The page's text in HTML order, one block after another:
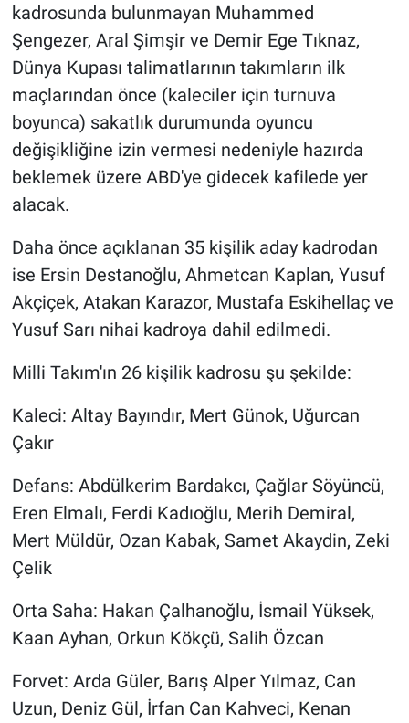
kadrosunda bulunmayan Muhammed
Şengezer, Aral Şimşir ve Demir Ege Tıknaz,
Dünya Kupası talimatlarının takımların ilk
maçlarından önce (kaleciler için turnuva
boyunca) sakatlık durumunda oyuncu
değişikliğine izin vermesi nedeniyle hazırda
beklemek üzere ABD'ye gidecek kafilede yer
alacak.
Daha önce açıklanan 35 kişilik aday kadrodan
ise Ersin Destanoğlu, Ahmetcan Kaplan, Yusuf
Akçiçek, Atakan Karazor, Mustafa Eskihellaç ve
Yusuf Sarı nihai kadroya dahil edilmedi.
Milli Takım'ın 26 kişilik kadrosu şu şekilde:
Kaleci: Altay Bayındır, Mert Günok, Uğurcan
Çakır
Defans: Abdülkerim Bardakcı, Çağlar Söyüncü,
Eren Elmalı, Ferdi Kadıoğlu, Merih Demiral,
Mert Müldür, Ozan Kabak, Samet Akaydin, Zeki
Çelik
Orta Saha: Hakan Çalhanoğlu, İsmail Yüksek,
Kaan Ayhan, Orkun Kökçü, Salih Özcan
Forvet: Arda Güler, Barış Alper Yılmaz, Can
Uzun, Deniz Gül, İrfan Can Kahveci, Kenan